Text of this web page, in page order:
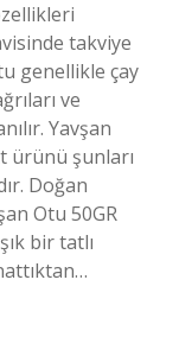
takviye
genellikle çay
ve
Yavşan
ürünü şunları
Doğan
Otu 50GR
bir tatlı